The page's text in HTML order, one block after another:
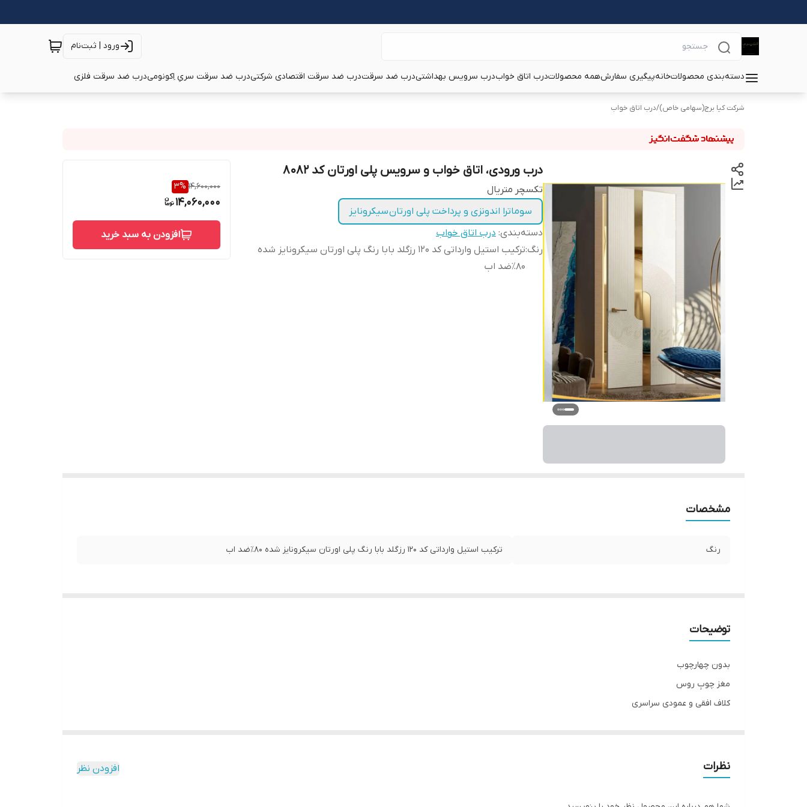
ورود | ثبت‌نام
دسته‌بندی محصولاتخانهپیگیری سفارشهمه محصولاتدرب اتاق خوابدرب سرویس بهداشتیدرب ضد سرقتدرب ضد سرقت اقتصادی شرکتیدرب ضد سرقت سریِ اِکونومیدرب ضد سرقت فلزی
شرکت کیا برج(سهامی خاص)/درب اتاق خواب
درب ورودی، اتاق خواب و سرویس پلی اورتان کد ۸۰۸۲
تکسچر متریال
سوماترا اندونزی و پرداخت پلی اورتان سیکرونایز
دسته‌بندی: درب اتاق خواب
رنگ:
ترکیب استیل وارداتی کد ۱۲۰ رزگلد بابا رنگ پلی اورتان سیکرونایز شده
۸۰٪ضد اب
14,600,000
3%
14,060,000
افزودن به سبد خرید
مشخصات
رنگ ترکیب استیل وارداتی کد ۱۲۰ رزگلد بابا رنگ پلی اورتان سیکرونایز شده ۸۰٪ضد اب
توضیحات
بدون چهارچوب
مغز چوبِ روس
کلاف افقی و عمودی سراسری
قابل تولید با پشت ضد آب ABS برای سرویس های بهداشتی
ابعاد استاندارد ۷۸ × ۲۰۵
نظرات افزودن نظر